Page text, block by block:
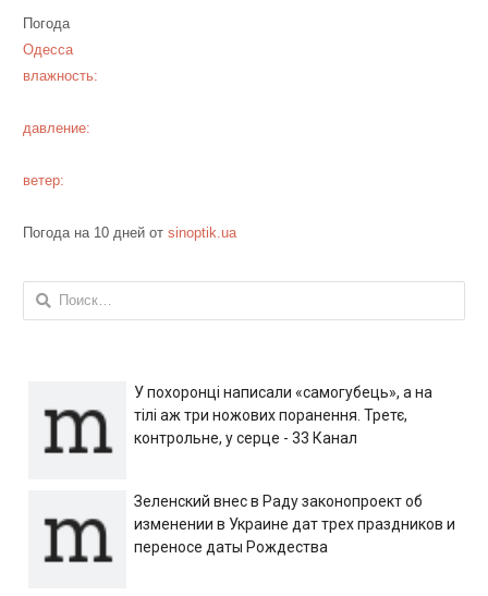
Погода
Одесса
влажность:
давление:
ветер:
Погода на 10 дней от sinoptik.ua
Найти:
У похоронці написали «самогубець», а на
тілі аж три ножових поранення. Третє,
контрольне, у серце - 33 Канал
Зеленский внес в Раду законопроект об
изменении в Украине дат трех праздников и
переносе даты Рождества